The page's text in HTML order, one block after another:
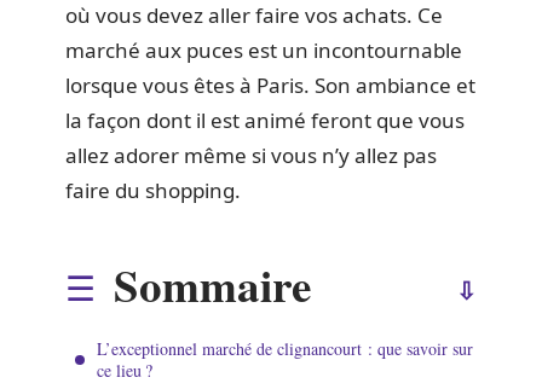
où vous devez aller faire vos achats. Ce
marché aux puces est un incontournable
lorsque vous êtes à Paris. Son ambiance et
la façon dont il est animé feront que vous
allez adorer même si vous n’y allez pas
faire du shopping.
Sommaire
L’exceptionnel marché de clignancourt : que savoir sur
ce lieu ?